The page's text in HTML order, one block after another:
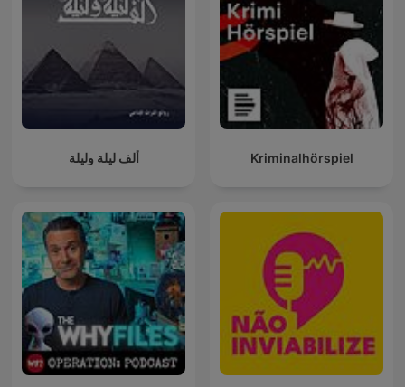
ألف ليلة وليلة Kriminalhörspiel